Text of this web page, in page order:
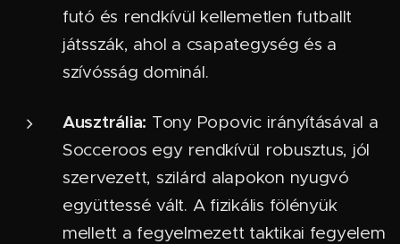
futó és rendkívül kellemetlen futballt
játsszák, ahol a csapategység és a
szívósság dominál.
Ausztrália: Tony Popovic irányításával a
Socceroos egy rendkívül robusztus, jól
szervezett, szilárd alapokon nyugvó
együttessé vált. A fizikális fölényük
mellett a fegyelmezett taktikai fegyelem